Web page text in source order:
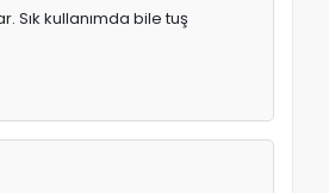
Sık kullanımda bile tuş